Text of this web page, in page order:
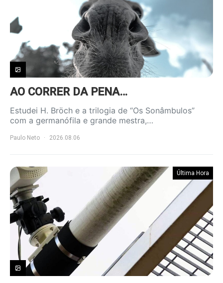
AO CORRER DA PENA…
Estudei H. Bröch e a trilogia de “Os Sonâmbulos”
com a germanófila e grande mestra,…
Paulo Neto 2026.08.06
Última Hora